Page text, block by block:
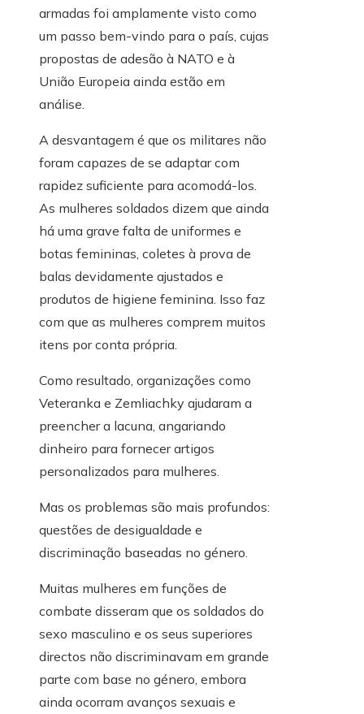
armadas foi amplamente visto como
um passo bem-vindo para o país, cujas
propostas de adesão à NATO e à
União Europeia ainda estão em
análise.
A desvantagem é que os militares não
foram capazes de se adaptar com
rapidez suficiente para acomodá-los.
As mulheres soldados dizem que ainda
há uma grave falta de uniformes e
botas femininas, coletes à prova de
balas devidamente ajustados e
produtos de higiene feminina. Isso faz
com que as mulheres comprem muitos
itens por conta própria.
Como resultado, organizações como
Veteranka e Zemliachky ajudaram a
preencher a lacuna, angariando
dinheiro para fornecer artigos
personalizados para mulheres.
Mas os problemas são mais profundos:
questões de desigualdade e
discriminação baseadas no género.
Muitas mulheres em funções de
combate disseram que os soldados do
sexo masculino e os seus superiores
directos não discriminavam em grande
parte com base no género, embora
ainda ocorram avanços sexuais e